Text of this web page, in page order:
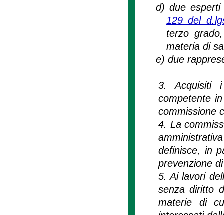
d)due
129 del
terzo
materia di
e)due
3. Acquisiti i
competente
commissione
4. La
definisce, in
prevenzione
5. Ai lavori
senza diritto
materie di